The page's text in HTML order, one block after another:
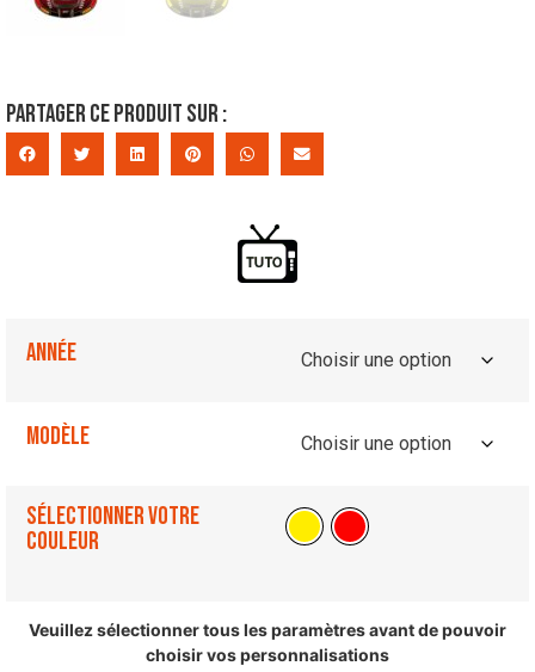
Partager ce produit sur :
Année
Modèle
Sélectionner votre
couleur
Veuillez sélectionner tous les paramètres avant de pouvoir
choisir vos personnalisations